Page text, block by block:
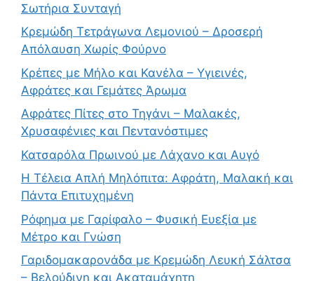
Σωτήρια Συνταγή
Κρεμώδη Τετράγωνα Λεμονιού – Δροσερή
Απόλαυση Χωρίς Φούρνο
Κρέπες με Μήλο και Κανέλα – Υγιεινές,
Αφράτες και Γεμάτες Άρωμα
Αφράτες Πίτες στο Τηγάνι – Μαλακές,
Χρυσαφένιες και Πεντανόστιμες
Κατσαρόλα Πρωινού με Λάχανο και Αυγό
Η Τέλεια Απλή Μηλόπιτα: Αφράτη, Μαλακή και
Πάντα Επιτυχημένη
Ρόφημα με Γαρίφαλο – Φυσική Ευεξία με
Μέτρο και Γνώση
Γαριδομακαρονάδα με Κρεμώδη Λευκή Σάλτσα
– Βελούδινη και Ακαταμάχητη